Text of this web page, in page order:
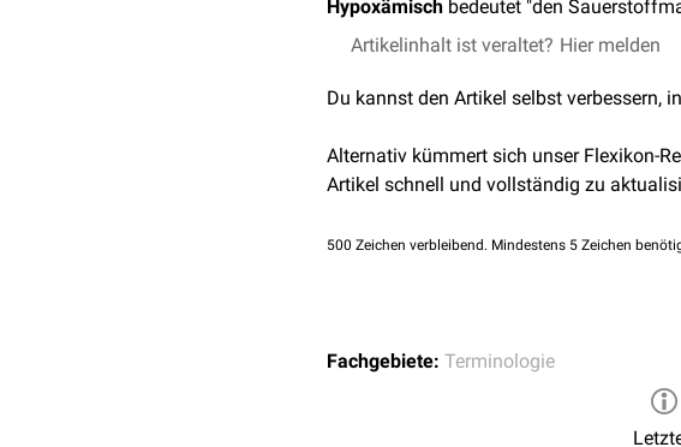
Hypoxämisch bedeutet "den
Artikelinhalt ist veraltet? Hier melden
Du kannst den Artikel selbst verbessern,
Alternativ kümmert sich unser Flexikon-
Artikel schnell und vollständig zu
500 Zeichen verbleibend. Mindestens 5 Zeichen
Fachgebiete: Terminologie